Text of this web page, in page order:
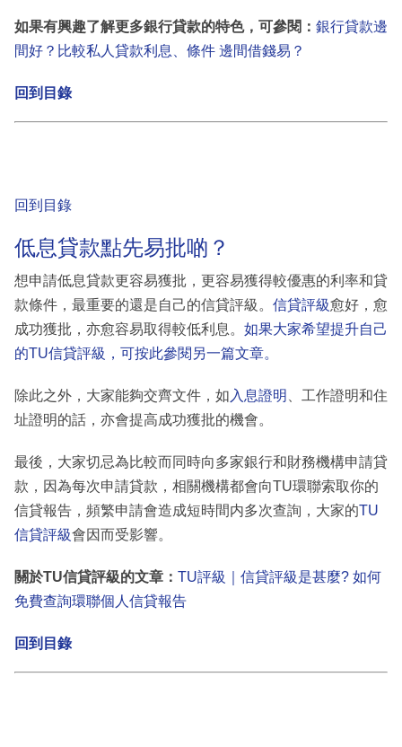
如果有興趣了解更多銀行貸款的特色，可參閱： 銀行貸款邊
間好？比較私人貸款利息、條件 邊間借錢易？
回到目錄
回到目錄
低息貸款點先易批啲？
想申請低息貸款更容易獲批，更容易獲得較優惠的利率和貸
款條件，最重要的還是自己的信貸評級。 信貸評級愈好，愈
成功獲批，亦愈容易取得較低利息。 如果大家希望提升自己
的TU信貸評級，可按此參閱另一篇文章。
除此之外，大家能夠交齊文件，如 入息證明
、工作證明和住
址證明的話，亦會提高成功獲批的機會。
最後，大家切忌為比較而同時向多家銀行和財務機構申請貸
款，因為每次申請貸款，相關機構都會向TU環聯索取你的
信貸報告，頻繁申請會造成短時間内多次查詢，大家的TU
信貸評級會因而受影響。
關於TU信貸評級的文章： TU評級｜信貸評級是甚麼? 如何
免費查詢環聯個人信貸報告
回到目錄